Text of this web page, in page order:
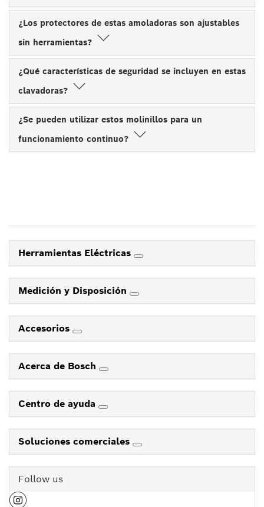
¿Los protectores de estas amoladoras son ajustables
sin herramientas?
¿Qué características de seguridad se incluyen en estas
clavadoras?
¿Se pueden utilizar estos molinillos para un
funcionamiento continuo?
Herramientas Eléctricas
Medición y Disposición
Accesorios
Acerca de Bosch
Centro de ayuda
Soluciones comerciales
Follow us